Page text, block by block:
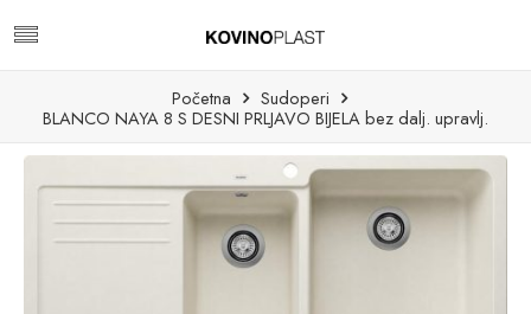
Početna
Sudoperi
BLANCO NAYA 8 S DESNI PRLJAVO BIJELA bez dalj. upravlj.